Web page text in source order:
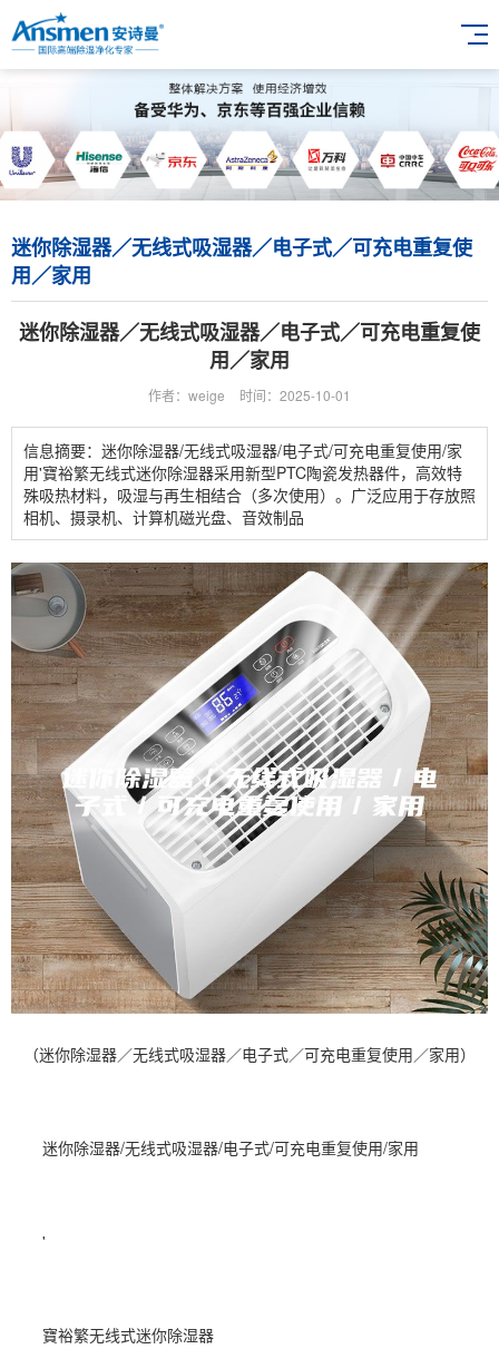
迷你除湿器／无线式吸湿器／电子式／可充电重复使
用／家用
迷你除湿器／无线式吸湿器／电子式／可充电重复使
用／家用
作者：weige 时间：2025-10-01
信息摘要：迷你除湿器/无线式吸湿器/电子式/可充电重复使用/家
用'寶裕繁无线式迷你除湿器采用新型PTC陶瓷发热器件，高效特
殊吸热材料，吸湿与再生相结合（多次使用）。广泛应用于存放照
相机、摄录机、计算机磁光盘、音效制品
（迷你除湿器／无线式吸湿器／电子式／可充电重复使用／家用）
迷你除湿器/无线式吸湿器/电子式/可充电重复使用/家用
'
寶裕繁无线式迷你除湿器